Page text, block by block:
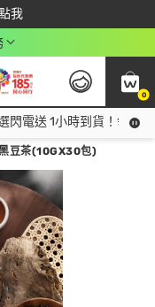
我
0
閃電送 1小時到貨！領神
豆茶(10GX30包)